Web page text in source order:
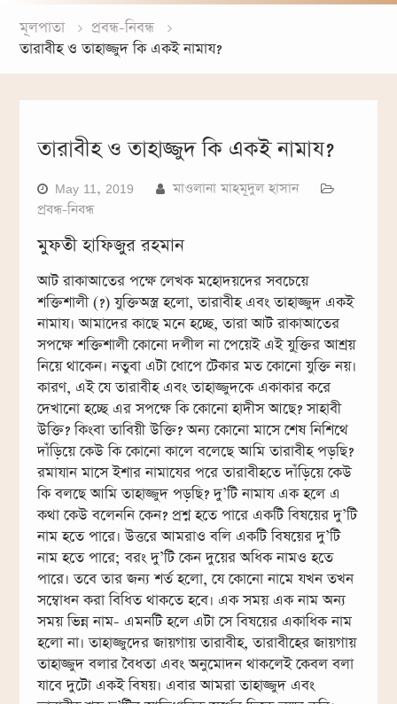
মূলপাতা
প্রবন্ধ-নিবন্ধ
তারাবীহ ও তাহাজ্জুদ কি একই নামায?
তারাবীহ ও তাহাজ্জুদ কি একই নামায?
May 11, 2019
মাওলানা মাহমূদুল হাসান
প্রবন্ধ-নিবন্ধ
মুফতী হাফিজুর রহমান
আট রাকাআতের পক্ষে লেখক মহোদয়দের সবচেয়ে
শক্তিশালী (?) যুক্তিঅস্ত্র হলো, তারাবীহ এবং তাহাজ্জুদ একই
নামায। আমাদের কাছে মনে হচ্ছে, তারা আট রাকাআতের
সপক্ষে শক্তিশালী কোনো দলীল না পেয়েই এই যু্ক্তির আশ্রয়
নিয়ে থাকেন। নতুবা এটা ধোপে টেকার মত কোনো যুক্তি নয়।
কারণ, এই যে তারাবীহ এবং তাহাজ্জুদকে একাকার করে
দেখানো হচ্ছে এর সপক্ষে কি কোনো হাদীস আছে? সাহাবী
উক্তি? কিংবা তাবিয়ী উক্তি? অন্য কোনো মাসে শেষ নিশিথে
দাঁড়িয়ে কেউ কি কোনো কালে বলেছে আমি তারাবীহ পড়ছি?
রমাযান মাসে ইশার নামাযের পরে তারাবীহতে দাঁড়িয়ে কেউ
কি বলছে আমি তাহাজ্জুদ পড়ছি? দু’টি নামায এক হলে এ
কথা কেউ বলেননি কেন? প্রশ্ন হতে পারে একটি বিষয়ের দু’টি
নাম হতে পারে। উত্তরে আমরাও বলি একটি বিষয়ের দু’টি
নাম হতে পারে; বরং দু’টি কেন দুয়ের অধিক নামও হতে
পারে। তবে তার জন্য শর্ত হলো, যে কোনো নামে যখন তখন
সম্বোধন করা বিধিত থাকতে হবে। এক সময় এক নাম অন্য
সময় ভিন্ন নাম- এমনটি হলে এটা সে বিষয়ের একাধিক নাম
হলো না। তাহাজ্জুদের জায়গায় তারাবীহ, তারাবীহের জায়গায়
তাহাজ্জুদ বলার বৈধতা এবং অনুমোদন থাকলেই কেবল বলা
যাবে দুটো একই বিষয়। এবার আমরা তাহাজ্জুদ এবং